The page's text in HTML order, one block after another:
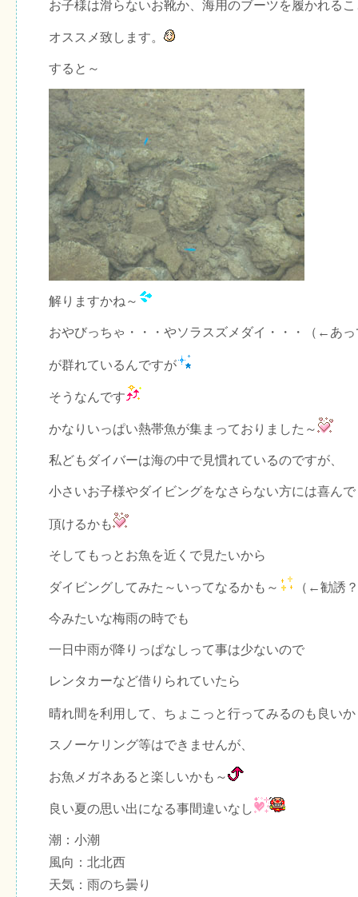
お子様は滑らないお靴か、海用のブーツを履かれる
オススメ致します。
すると～
解りますかね～
おやびっちゃ・・・やソラスズメダイ・・・（←あ
が群れているんですが
そうなんです
かなりいっぱい熱帯魚が集まっておりました～
私どもダイバーは海の中で見慣れているのですが、
小さいお子様やダイビングをなさらない方には喜んで
頂けるかも
そしてもっとお魚を近くで見たいから
ダイビングしてみた～いってなるかも～ （←勧誘
今みたいな梅雨の時でも
一日中雨が降りっぱなしって事は少ないので
レンタカーなど借りられていたら
晴れ間を利用して、ちょこっと行ってみるのも良い
スノーケリング等はできませんが、
お魚メガネあると楽しいかも～
良い夏の思い出になる事間違いなし
潮：小潮
風向：北北西
天気：雨のち曇り